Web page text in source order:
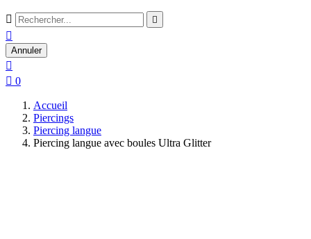
 

Annuler

 0
Accueil
Piercings
Piercing langue
Piercing langue avec boules Ultra Glitter